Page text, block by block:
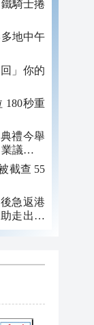
騎士捲
地中午
」你的
禮今舉
截查 55
急返港
走出低